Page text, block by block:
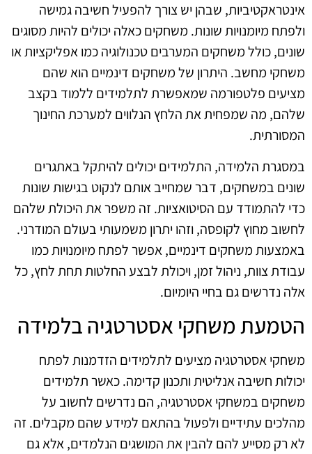
אינטראקטיביות, שבהן יש צורך להפעיל חשיבה גמישה
ולפתח מיומנויות שונות. משחקים כאלה יכולים להיות מסוגים
שונים, כולל משחקים המערבים טכנולוגיה כמו אפליקציות או
משחקי מחשב. היתרון של משחקים דינמיים הוא שהם
מציעים פלטפורמה שמאפשרת לתלמידים ללמוד בקצב
שלהם, מה שמפחית את הלחץ הנלווים למערכת החינוך
המסורתית.
במסגרת הלמידה, התלמידים יכולים להיתקל באתגרים
שונים במשחקים, דבר שמחייב אותם לנקוט בגישות שונות
כדי להתמודד עם הסיטואציות. זה משפר את היכולת שלהם
לחשוב מחוץ לקופסה, וזהו יתרון משמעותי בעולם המודרני.
באמצעות משחקים דינמיים, אפשר לפתח מיומנויות כמו
עבודת צוות, ניהול זמן, ויכולת לבצע החלטות תחת לחץ, כל
אלה נדרשים גם בחיי היומיום.
הטמעת משחקי אסטרטגיה בלמידה
משחקי אסטרטגיה מציעים לתלמידים הזדמנות לפתח
יכולות חשיבה אנליטית ותכנון קדימה. כאשר תלמידים
משחקים במשחקי אסטרטגיה, הם נדרשים לחשוב על
מהלכים עתידיים ולפעול בהתאם למידע שהם מקבלים. זה
לא רק מסייע להם להבין את המושגים הנלמדים, אלא גם